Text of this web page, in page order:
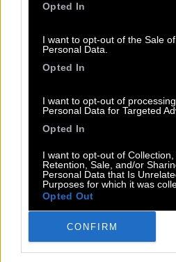
Opted In
I want to opt-out of the Sale
Personal Data.
Opted In
I want to opt-out of
Personal Data for Targeted
Opted In
I want to opt-out of Collection,
Retention, Sale, and/or
Personal Data that Is
Purposes for which it was
Opted Out
CONFIRM
PEET SORT UN
« Entre Nous » enfin mis
Previous